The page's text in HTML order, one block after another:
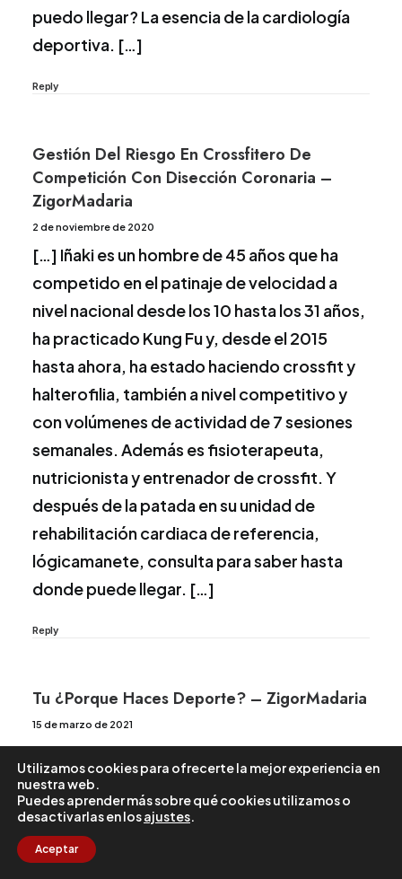
puedo llegar? La esencia de la cardiología
deportiva. […]
Reply
Gestión Del Riesgo En Crossfitero De
Competición Con Disección Coronaria –
ZigorMadaria
2 de noviembre de 2020
[…] Iñaki es un hombre de 45 años que ha
competido en el patinaje de velocidad a
nivel nacional desde los 10 hasta los 31 años,
ha practicado Kung Fu y, desde el 2015
hasta ahora, ha estado haciendo crossfit y
halterofilia, también a nivel competitivo y
con volúmenes de actividad de 7 sesiones
semanales. Además es fisioterapeuta,
nutricionista y entrenador de crossfit. Y
después de la patada en su unidad de
rehabilitación cardiaca de referencia,
lógicamanete, consulta para saber hasta
donde puede llegar. […]
Reply
Tu ¿porque Haces Deporte? – ZigorMadaria
15 de marzo de 2021
[…] pregunta, que refleja la esencia de la
cardiología deportiva, ya la habíamos
analizado en un artículo […]
Reply
Utilizamos cookies para ofrecerte la mejor experiencia en
nuestra web.
Puedes aprender más sobre qué cookies utilizamos o
desactivarlas en losajustes.
Aceptar